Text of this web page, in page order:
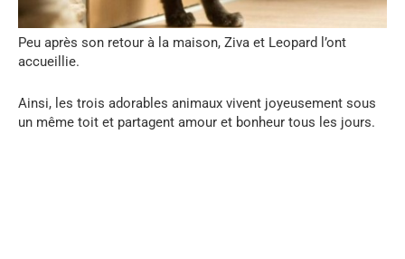
Peu après son retour à la maison, Ziva et Leopard l’ont
accueillie.
Ainsi, les trois adorables animaux vivent joyeusement sous
un même toit et partagent amour et bonheur tous les jours.